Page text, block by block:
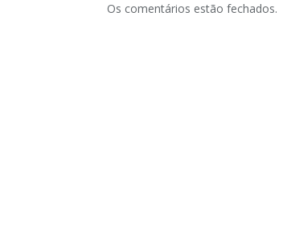
Os comentários estão fechados.